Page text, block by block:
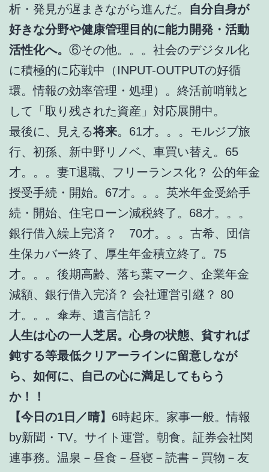
析・発見が遅まきながら進んだ。 自分自身が
好きな分野や健康管理目的に能力開発・活動
活性化へ。 ⑥その他。。。社会のデジタル化
に積極的に応戦中（INPUT-OUTPUTの好循
環。情報の効率管理・処理）。終活前哨戦と
して「取り残された資産」対応展開中。
最後に、見える将来。61才。。。モルジブ旅
行、初孫、新中野リノベ、車買い替え。65
才。。。妻T退職、フリーランス化？ 公的年金
授受手続・開始。67才。。。英米年金受給手
続・開始、住宅ローン減税終了。68才。。。
銀行借入繰上完済？ 70才。。。古希、団信
生保カバー終了、厚生年金積立終了。75
才。。。後期高齢、落ち葉マーク、企業年金
減額、銀行借入完済？ 会社運営引継？ 80
才。。。傘寿、遺言信託？
人生は心の一人芝居。心身の状態、貧すれば
鈍する等最低クリアーラインに留意しなが
ら、如何に、自己の心に満足してもらう
か！！
【今日の1日／晴】 6時起床。家事一般。情報
by新聞・TV。サイト運営。朝食。証券会社関
連事務。温泉－昼食－昼寝－読書－買物－友